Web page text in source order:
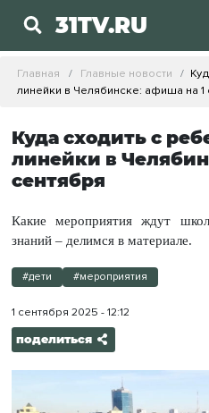
31TV.RU
Главная Главные новости
линейки в Челябинске: афиша на 1
Куда сходить с
линейки в
сентября
Какие мероприятия ждут
знаний – делимся в материале.
#дети #мероприятия
1 сентября 2025 - 12:12
поделиться